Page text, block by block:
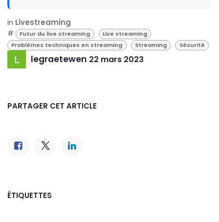
in Livestreaming
#
Futur du live streaming
Live streaming
Problèmes techniques en streaming
Streaming Sécurité
legraetewen 22 mars 2023
PARTAGER CET ARTICLE
ÉTIQUETTES